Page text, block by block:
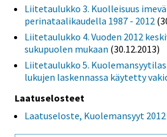
Liitetaulukko 3. Kuolleisuus
perinataalikaudella 1987 - 2012
Liitetaulukko 4. Vuoden 2012
sukupuolen mukaan (30.12.2013)
Liitetaulukko 5.
lukujen laskennassa käytetty
Laatuselosteet
Laatuseloste, Kuolemansyyt 2012